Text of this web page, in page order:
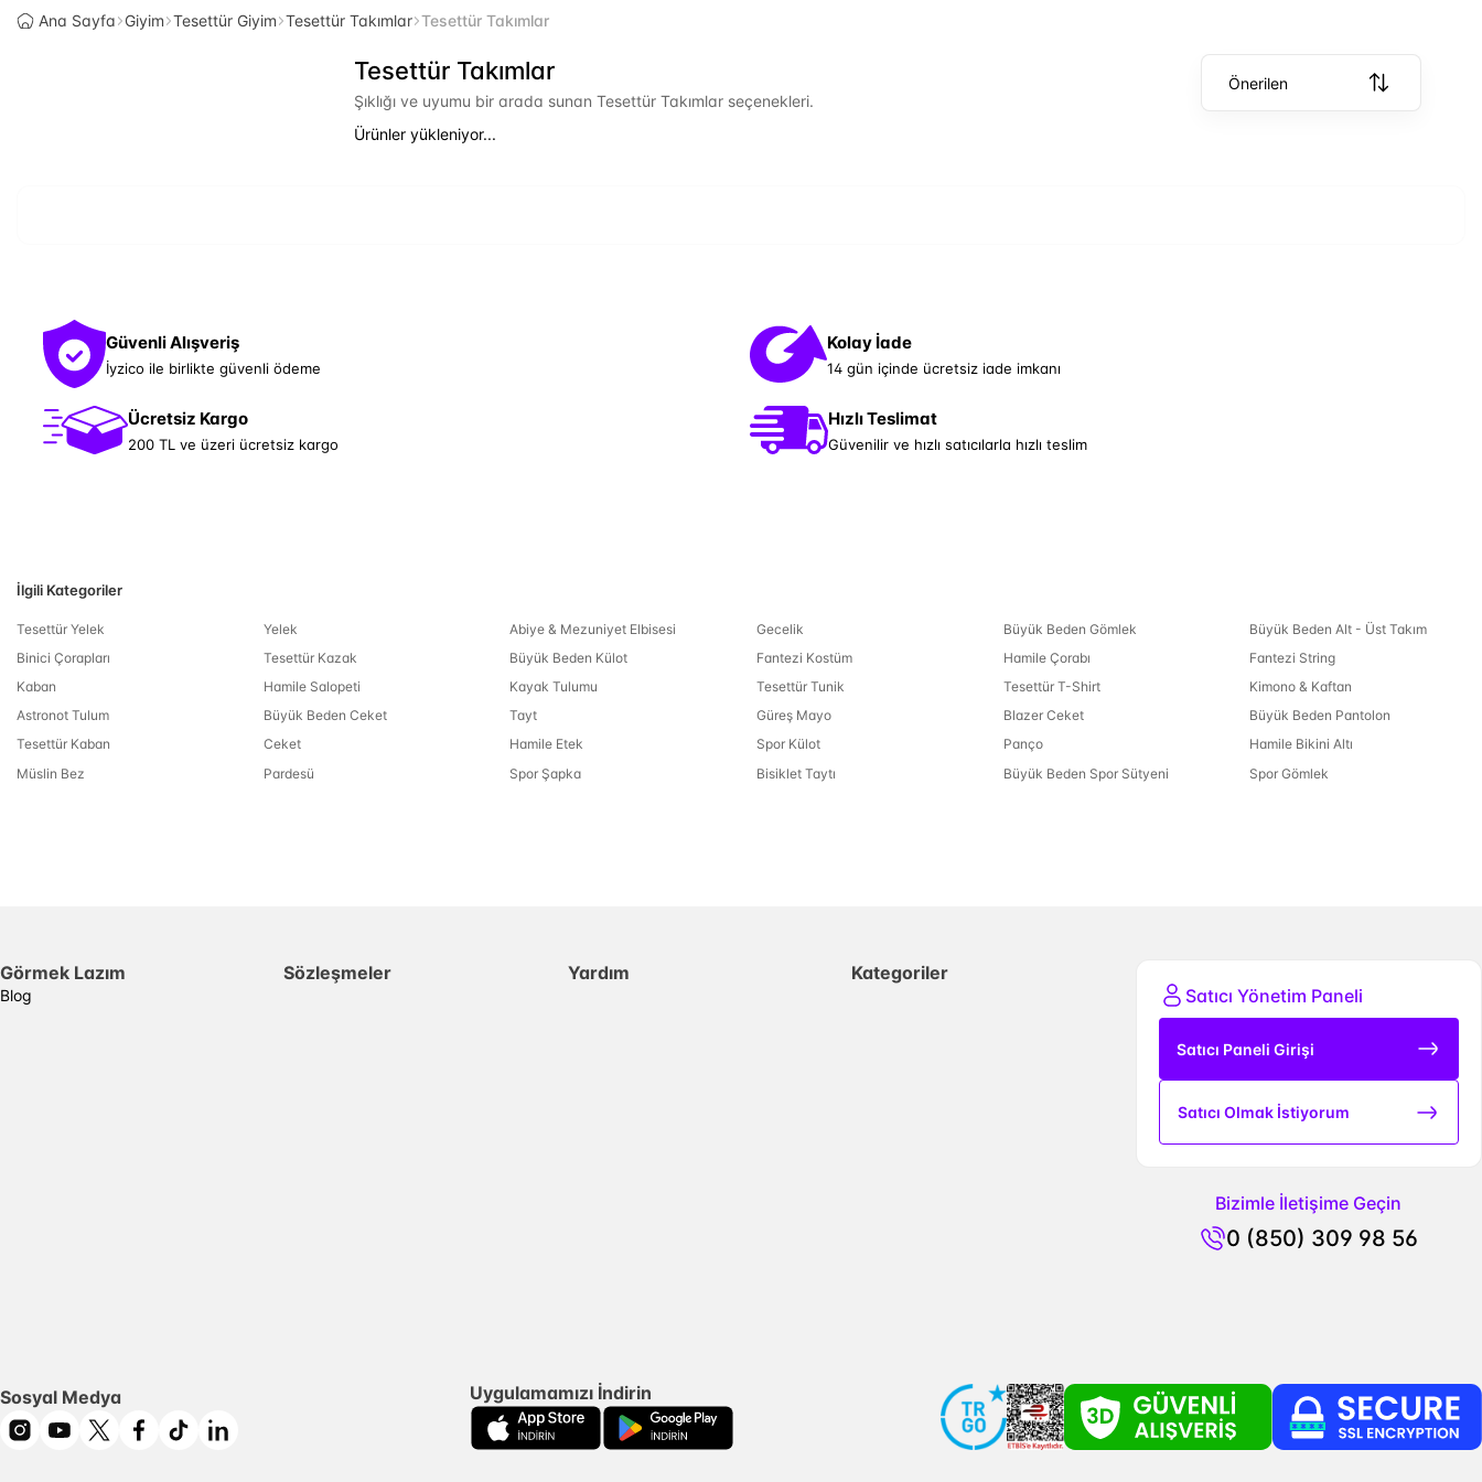
Ana Sayfa Giyim Tesettür Giyim Tesettür Takımlar Tesettür Takımlar
Tesettür Takımlar
Şıklığı ve uyumu bir arada sunan Tesettür Takımlar seçenekleri.
Önerilen
Ürünler yükleniyor...
Güvenli Alışveriş
İyzico ile birlikte güvenli ödeme
Kolay İade
14 gün içinde ücretsiz iade imkanı
Ücretsiz Kargo
200 TL ve üzeri ücretsiz kargo
Hızlı Teslimat
Güvenilir ve hızlı satıcılarla hızlı teslim
İlgili Kategoriler
Tesettür Yelek
Binici Çorapları
Kaban
Astronot Tulum
Tesettür Kaban
Müslin Bez
Yelek
Tesettür Kazak
Hamile Salopeti
Büyük Beden Ceket
Ceket
Pardesü
Abiye & Mezuniyet Elbisesi
Büyük Beden Külot
Kayak Tulumu
Tayt
Hamile Etek
Spor Şapka
Gecelik
Fantezi Kostüm
Tesettür Tunik
Güreş Mayo
Spor Külot
Bisiklet Taytı
Büyük Beden Gömlek
Hamile Çorabı
Tesettür T-Shirt
Blazer Ceket
Panço
Büyük Beden Spor Sütyeni
Büyük Beden Alt - Üst Takım
Fantezi String
Kimono & Kaftan
Büyük Beden Pantolon
Hamile Bikini Altı
Spor Gömlek
Görmek Lazım
Blog
Sözleşmeler Yardım
Kategoriler
Satıcı Yönetim Paneli
Satıcı Paneli Girişi
Satıcı Olmak İstiyorum
Bizimle İletişime Geçin
0 (850) 309 98 56
Sosyal Medya Uygulamamızı İndirin